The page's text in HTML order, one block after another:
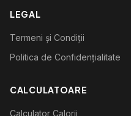
LEGAL
Termeni și Condiții
Politica de Confidențialitate
CALCULATOARE
Calculator Calorii